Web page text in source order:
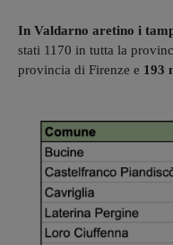
In Valdarno aretino i
stati 1170 in tutta la
provincia di Firenze e 193